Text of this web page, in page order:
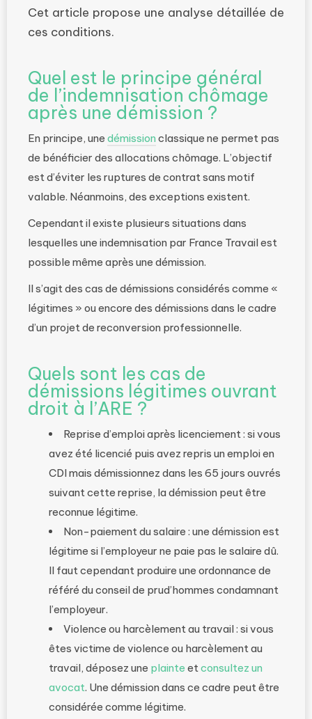
Cet article propose une analyse détaillée de
ces conditions.
Quel est le principe général
de l’indemnisation chômage
après une démission ?
En principe, une démission classique ne permet pas
de bénéficier des allocations chômage. L’objectif
est d’éviter les ruptures de contrat sans motif
valable. Néanmoins, des exceptions existent.
Cependant il existe plusieurs situations dans
lesquelles une indemnisation par France Travail est
possible même après une démission.
Il s’agit des cas de démissions considérés comme «
légitimes » ou encore des démissions dans le cadre
d’un projet de reconversion professionnelle.
Quels sont les cas de
démissions légitimes ouvrant
droit à l’ARE ?
Reprise d’emploi après licenciement : si vous
avez été licencié puis avez repris un emploi en
CDI mais démissionnez dans les 65 jours ouvrés
suivant cette reprise, la démission peut être
reconnue légitime.
Non-paiement du salaire : une démission est
légitime si l’employeur ne paie pas le salaire dû.
Il faut cependant produire une ordonnance de
référé du conseil de prud’hommes condamnant
l’employeur.
Violence ou harcèlement au travail : si vous
êtes victime de violence ou harcèlement au
travail, déposez une plainte etconsultez un
avocat. Une démission dans ce cadre peut être
considérée comme légitime.